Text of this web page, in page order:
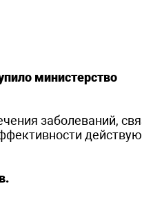
министерство
заболеваний,